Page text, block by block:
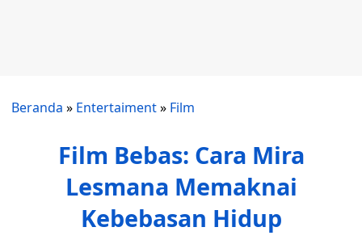
Beranda » Entertaiment» Film
Film Bebas: Cara Mira
Lesmana Memaknai
Kebebasan Hidup